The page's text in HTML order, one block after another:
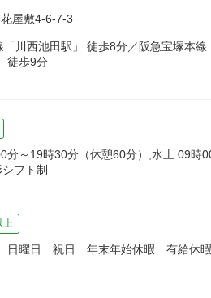
屋敷4-6-7-3
「川西池田駅」 徒歩8分／阪急宝塚本線
徒歩9分
分～19時30分（休憩60分）,水土:09時
フト制
上
日曜日 祝日 年末年始休暇 有給休